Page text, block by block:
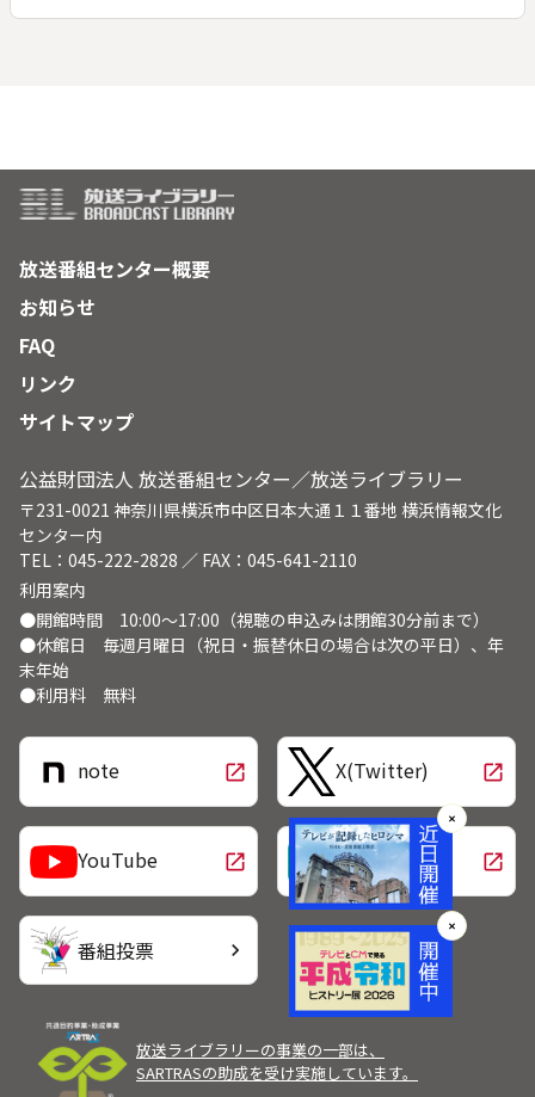
握ったことで頂点を極めた。その後ペストの流行などで衰退し
たが、５００年以上を経た今も、この街には黄金時代の息吹が
ナ銀行、キージ・サラチーニ宮
放送番組センター概要
お知らせ
FAQ
リンク
サイトマップ
公益財団法人 放送番組センター／放送ライブラリー
〒231-0021 神奈川県横浜市中区日本大通１１番地 横浜情報文化
センター内
TEL：045-222-2828 ／ FAX：045-641-2110
利用案内
●開館時間 10:00～17:00（視聴の申込みは閉館30分前まで）
●休館日 毎週月曜日（祝日・振替休日の場合は次の平日）、年
末年始
●利用料 無料
note open_in_new X(Twitter) open_in_new
YouTube open_in_new LINE open_in_new
番組投票 chevron_right
放送ライブラリーの事業の一部は、
SARTRASの助成を受け実施しています。
✕
✕